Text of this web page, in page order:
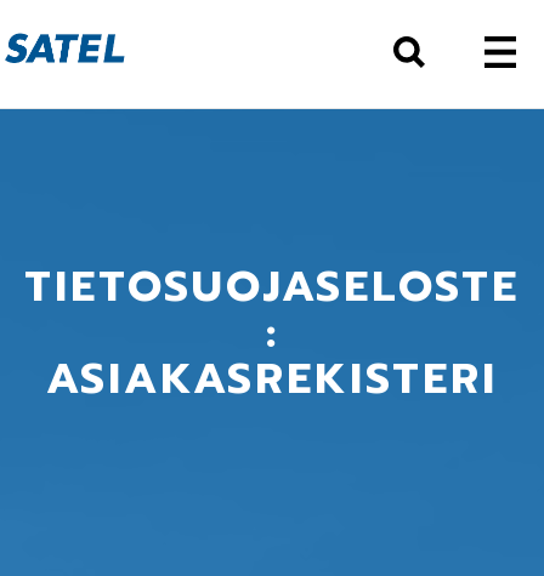
TIETOSUOJASELOSTE
:
ASIAKASREKISTERI